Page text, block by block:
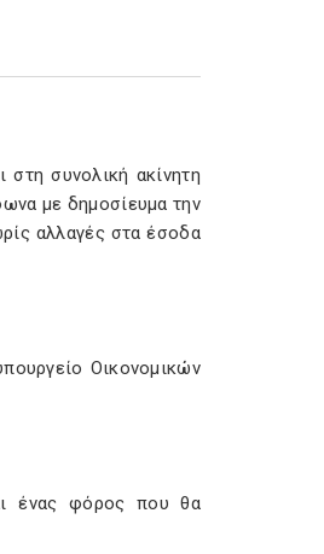
συνολική ακίνητη
με δημοσίευμα την
αλλαγές στα έσοδα
Οικονομικών
ένας φόρος που θα